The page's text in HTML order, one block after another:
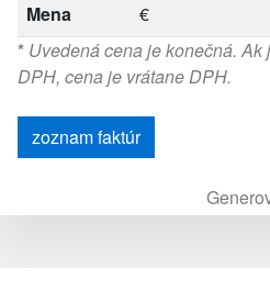
Mena
€
* Uvedená cena je konečná.
DPH, cena je vrátane DPH.
zoznam faktúr